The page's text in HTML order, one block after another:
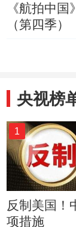
《航拍中国》
（第四季）
央视榜
1
反制美国！
项措施